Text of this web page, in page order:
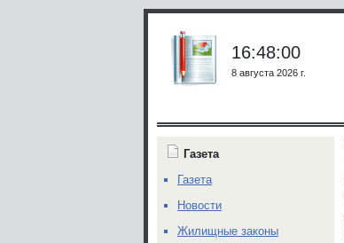
16:48:00
8 августа 2026 г.
Газета
Газета
Новости
Жилищные законы